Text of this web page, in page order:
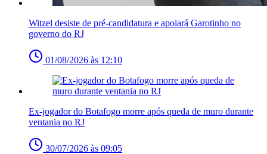
Witzel desiste de pré-candidatura e apoiará Garotinho no
governo do RJ
01/08/2026 às 12:10
Ex-jogador do Botafogo morre após queda de muro durante
ventania no RJ
30/07/2026 às 09:05